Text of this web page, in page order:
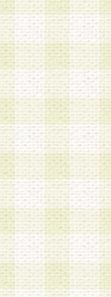
用するものとし
査サンプル品
い合わせなどへ
とのできる情報
に開示すること
者に開示または
ものとします。
以下の目的に
別できる情報
社の責任におい
は、当該委託